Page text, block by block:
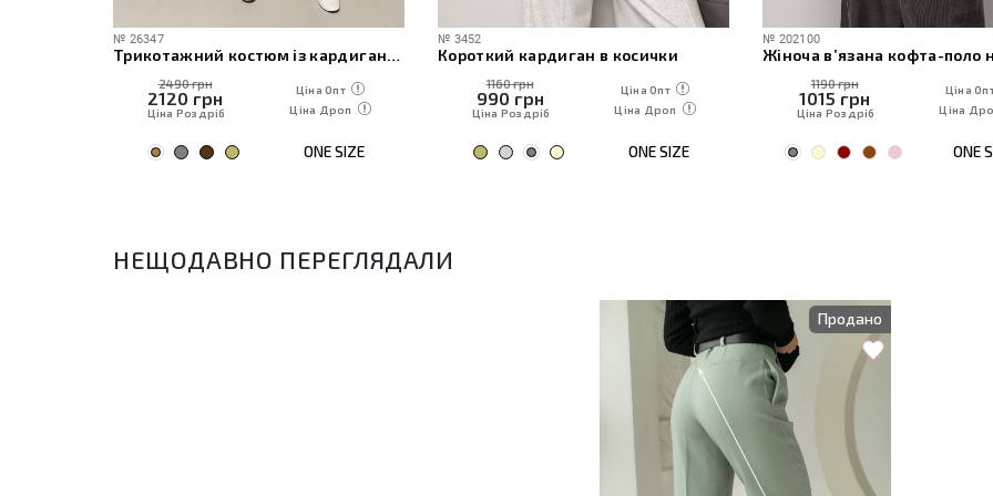
№ 26347
Трикотажний костюм із кардиганом, топом та штанами
2490 грн
2120 грн
Ціна Роздріб
Ціна Опт
Ціна Дроп
ONE SIZE
№ 3452
Короткий кардиган в косички
1160 грн
990 грн
Ціна Роздріб
Ціна Опт
Ціна Дроп
ONE SIZE
№ 202100
1190 грн
1015 грн
Ціна Роздріб
Ціна
Ціна
ONE
НЕЩОДАВНО ПЕРЕГЛЯДАЛИ
Продано